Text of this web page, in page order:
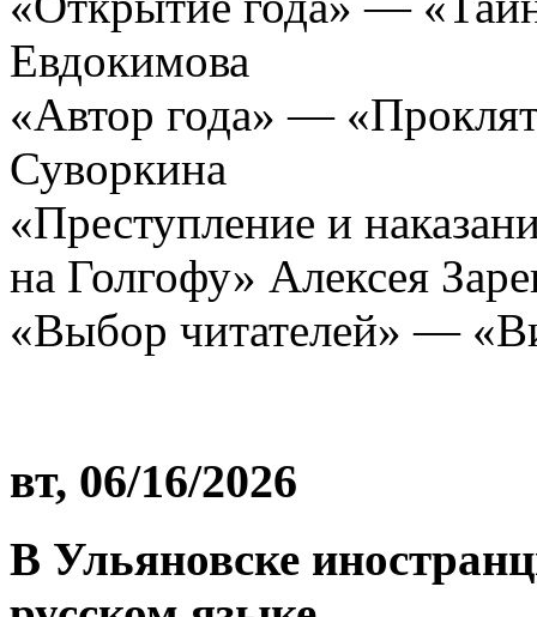
Евдокимова
«Автор года» —
Суворкина
«Преступление и
на Голгофу» Алексея
«Выбор читателей» —
вт, 06/16/2026
В Ульяновске